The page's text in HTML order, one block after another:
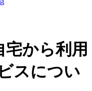
宅から利用
スについ